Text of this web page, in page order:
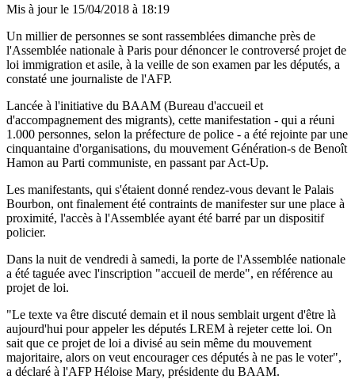
Mis à jour le 15/04/2018 à 18:19
Un millier de personnes se sont rassemblées dimanche près de
l'Assemblée nationale à Paris pour dénoncer le controversé projet de
loi immigration et asile, à la veille de son examen par les députés, a
constaté une journaliste de l'AFP.
Lancée à l'initiative du BAAM (Bureau d'accueil et
d'accompagnement des migrants), cette manifestation - qui a réuni
1.000 personnes, selon la préfecture de police - a été rejointe par une
cinquantaine d'organisations, du mouvement Génération-s de Benoît
Hamon au Parti communiste, en passant par Act-Up.
Les manifestants, qui s'étaient donné rendez-vous devant le Palais
Bourbon, ont finalement été contraints de manifester sur une place à
proximité, l'accès à l'Assemblée ayant été barré par un dispositif
policier.
Dans la nuit de vendredi à samedi, la porte de l'Assemblée nationale
a été taguée avec l'inscription "accueil de merde", en référence au
projet de loi.
"Le texte va être discuté demain et il nous semblait urgent d'être là
aujourd'hui pour appeler les députés LREM à rejeter cette loi. On
sait que ce projet de loi a divisé au sein même du mouvement
majoritaire, alors on veut encourager ces députés à ne pas le voter",
a déclaré à l'AFP Héloise Mary, présidente du BAAM.